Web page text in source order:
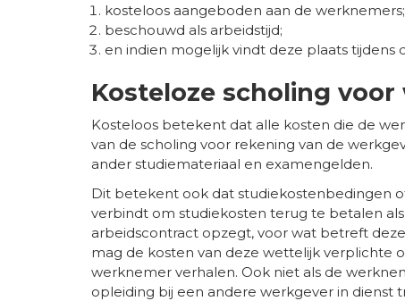
kosteloos aangeboden aan de werknemers;
beschouwd als arbeidstijd;
en indien mogelijk vindt deze plaats
Kosteloze scholing
Kosteloos betekent dat alle kosten die de
van de scholing voor rekening van de
ander studiemateriaal en examengelden.
Dit betekent ook dat studiekostenbedingen
verbindt om studiekosten terug te betalen
arbeidscontract opzegt, voor wat betreft
mag de kosten van deze wettelijk verplichte
werknemer verhalen. Ook niet als de
opleiding bij een andere werkgever in dienst